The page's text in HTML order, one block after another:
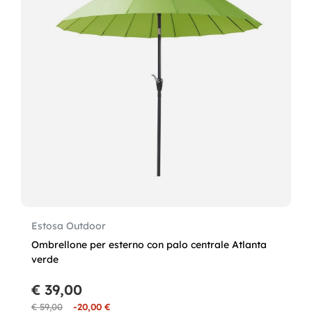
Estosa Outdoor
Ombrellone per esterno con palo centrale Atlanta
verde
€ 59,00 -20,00 €
€ 39,00